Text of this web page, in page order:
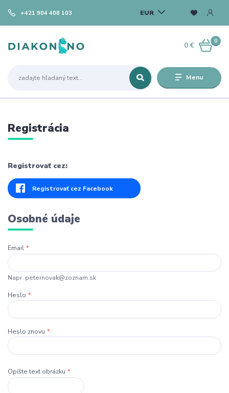
Menu
EUR
+421 904 408 103
0
0 €
Registrácia
Registrovať cez:
Registrovať cez Facebook
Osobné údaje
Email *
Napr. peternovak@zoznam.sk
Heslo *
Heslo znovu *
Opíšte text obrázku *